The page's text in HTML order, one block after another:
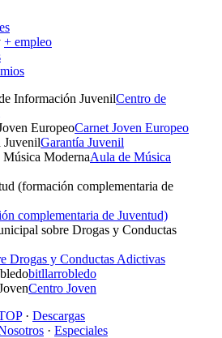
+ empleo
Centro de
Carnet Joven Europeo
Garantía Juvenil
Aula de Música
complementaria de Juventud)
Drogas y Conductas Adictivas
bitllarrobledo
Centro Joven
· Descargas
· Especiales